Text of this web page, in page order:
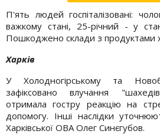
П'ять людей госпіталізовані:
важкому стані, 25-річний - у
Пошкоджено склади з продуктами
Харків
У Холодногірському та
зафіксовано влучання
отримала гостру реакцію на
допомогу. Інші наслідки
Харківської ОВА Олег Синєгубов.